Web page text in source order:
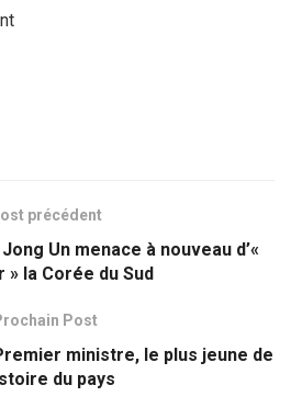
précédent
Un menace à nouveau d’«
» la Corée du Sud
Post
ministre, le plus jeune de
du pays